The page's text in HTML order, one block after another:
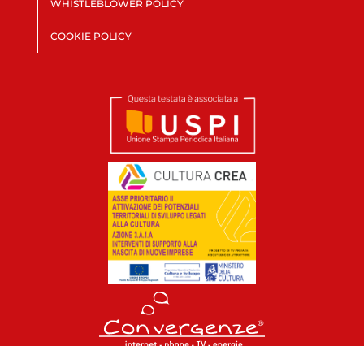
WHISTLEBLOWER POLICY
COOKIE POLICY